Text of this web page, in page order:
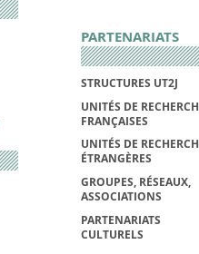
PARTENARIATS
STRUCTURES UT2J
UNITÉS DE
FRANÇAISES
UNITÉS DE
ÉTRANGÈRES
GROUPES, RÉSEAUX,
ASSOCIATIONS
PARTENARIATS
CULTURELS